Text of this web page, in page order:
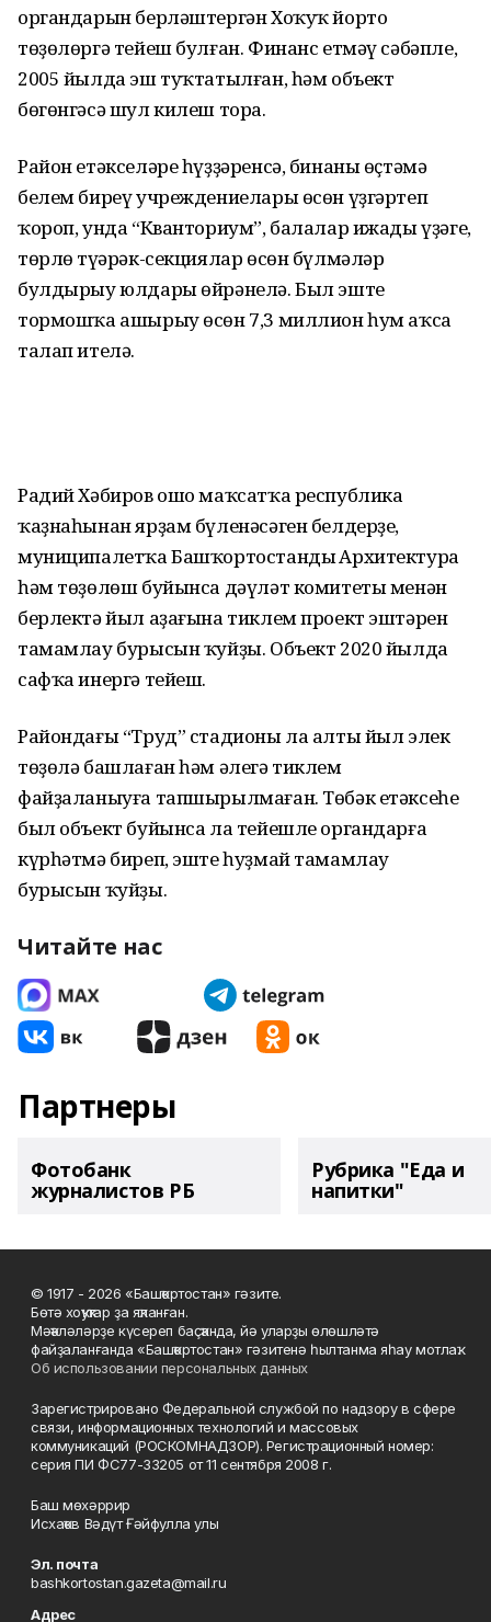
органдарын берләштергән Хоҡуҡ йорто
төҙөлөргә тейеш булған. Финанс етмәү сәбәпле,
2005 йылда эш туҡтатылған, һәм объект
бөгөнгәсә шул килеш тора.
Район етәкселәре һүҙҙәренсә, бинаны өҫтәмә
белем биреү учреждениелары өсөн үҙгәртеп
ҡороп, унда “Кванториум”, балалар ижады үҙәге,
төрлө түңәрәк-секциялар өсөн бүлмәләр
булдырыу юлдары өйрәнелә. Был эште
тормошҡа ашырыу өсөн 7,3 миллион һум аҡса
талап ителә.
Радий Хәбиров ошо маҡсатҡа республика
ҡаҙнаһынан ярҙам бүленәсәген белдерҙе,
муниципалетҡа Башҡортостандың Архитектура
һәм төҙөлөш буйынса дәүләт комитеты менән
берлектә йыл аҙағына тиклем проект эштәрен
тамамлау бурысын ҡуйҙы. Объект 2020 йылда
сафҡа инергә тейеш.
Райондағы “Труд” стадионы ла алты йыл элек
төҙөлә башлаған һәм әлегә тиклем
файҙаланыуға тапшырылмаған. Төбәк етәксеһе
был объект буйынса ла тейешле органдарға
күрһәтмә биреп, эште һуҙмай тамамлау
бурысын ҡуйҙы.
Читайте нас
Партнеры
Фотобанк
журналистов РБ
Рубрика "Еда и
напитки"
© 1917 - 2026 «Башҡортостан» гәзите.
Бөтә хоҡуҡтар ҙа яҡланған.
Мәҡәләләрҙе күсереп баҫҡанда, йә уларҙы өлөшләтә
файҙаланғанда «Башҡортостан» гәзитенә һылтанма яһау мотлаҡ.
Об использовании персональных данных
Зарегистрировано Федеральной службой по надзору в сфере
связи, информационных технологий и массовых
коммуникаций (РОСКОМНАДЗОР). Регистрационный номер:
серия ПИ ФС77-33205 от 11 сентября 2008 г.
Баш мөхәррир
Исхаҡов Вәдүт Ғәйфулла улы
Эл. почта
bashkortostan.gazeta@mail.ru
Адрес